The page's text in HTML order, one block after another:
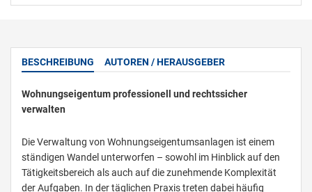
BESCHREIBUNG AUTOREN / HERAUSGEBER
Wohnungseigentum professionell und rechtssicher
verwalten
Die Verwaltung von Wohnungseigentumsanlagen ist einem
ständigen Wandel unterworfen – sowohl im Hinblick auf den
Tätigkeitsbereich als auch auf die zunehmende Komplexität
der Aufgaben. In der täglichen Praxis treten dabei häufig